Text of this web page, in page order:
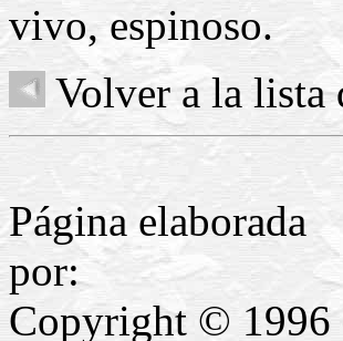
vivo, espinoso.
Volver a la lista
Página elaborada
Copyright © 1996